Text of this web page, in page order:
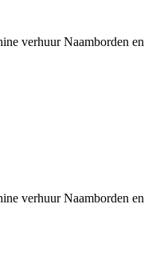
verhuur Naamborden en
verhuur Naamborden en